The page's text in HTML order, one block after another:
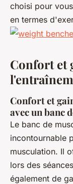
choisi pour
en termes
Confort et
Confort et
avec un banc
Le banc de
incontournable
musculation. Il
lors des
également de